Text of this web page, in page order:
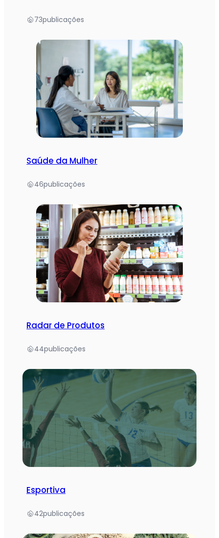
73publicações
Saúde da Mulher
46publicações
Radar de Produtos
44publicações
Esportiva
42publicações